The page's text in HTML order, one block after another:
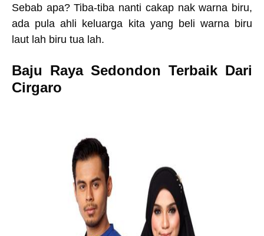
Sebab apa? Tiba-tiba nanti cakap nak warna biru,
ada pula ahli keluarga kita yang beli warna biru
laut lah biru tua lah.
Baju Raya Sedondon Terbaik Dari
Cirgaro